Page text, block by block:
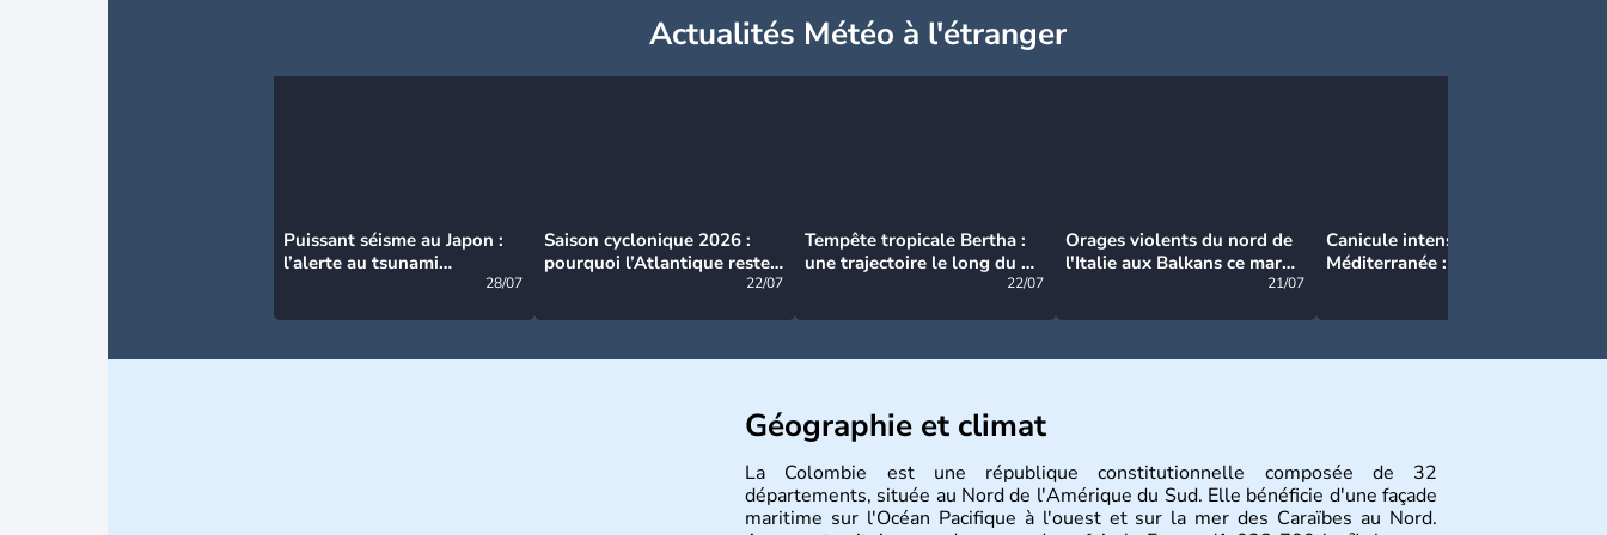
Actualités Météo à l'étranger
Puissant séisme au Japon :
l’alerte au tsunami
28/07
Saison cyclonique 2026 :
pourquoi l’Atlantique reste
22/07
Tempête tropicale Bertha :
une trajectoire le long du du
22/07
Orages violents du nord de
l'Italie aux Balkans ce mardi
21/07
Canicule intense en
Méditerranée : près de 50°C
Géographie et climat
La Colombie est une république constitutionnelle composée de 32
départements, située au Nord de l'Amérique du Sud. Elle bénéficie d'une façade
maritime sur l'Océan Pacifique à l'ouest et sur la mer des Caraïbes au Nord.